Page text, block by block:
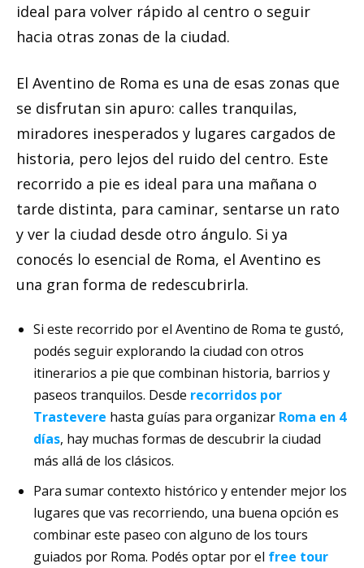
ideal para volver rápido al centro o seguir
hacia otras zonas de la ciudad.
El Aventino de Roma es una de esas zonas que
se disfrutan sin apuro: calles tranquilas,
miradores inesperados y lugares cargados de
historia, pero lejos del ruido del centro. Este
recorrido a pie es ideal para una mañana o
tarde distinta, para caminar, sentarse un rato
y ver la ciudad desde otro ángulo. Si ya
conocés lo esencial de Roma, el Aventino es
una gran forma de redescubrirla.
Si este recorrido por el Aventino de Roma te gustó,
podés seguir explorando la ciudad con otros
itinerarios a pie que combinan historia, barrios y
paseos tranquilos. Desde recorridos por
Trastevere hasta guías para organizar Roma en 4
días, hay muchas formas de descubrir la ciudad
más allá de los clásicos.
Para sumar contexto histórico y entender mejor los
lugares que vas recorriendo, una buena opción es
combinar este paseo con alguno de los tours
guiados por Roma. Podés optar por el free tour